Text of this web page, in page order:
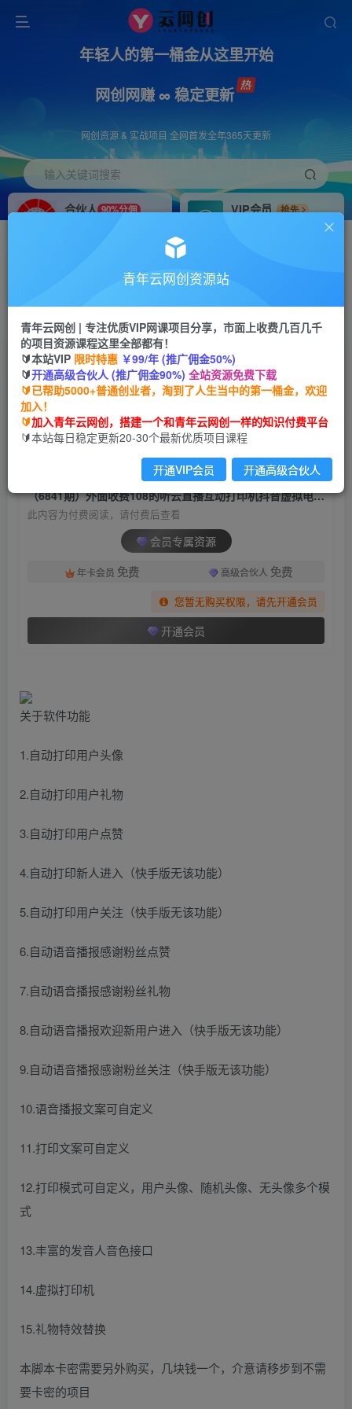
年轻人的第一桶金从这里开始
网创网赚 ∞ 稳定更新
网创资源 & 实战项目 全网首发全年365天更新
输入关键词搜索
合伙人 90%分佣
VIP会员
抢先
搭建同款网站，自己当老板
首页 创业课程 会员专属 正文
（6841期）外面收费108的听云直播互动打印机抖
音虚拟电子打印头像语音播报祝福语软件
青年云网创
2年前发布
关注 私信
（6841期）外面收费108的听云直播互动打印机抖音虚拟电子打印头像语音播报祝福语软件
此内容为付费阅读，请付费后查看
会员专属资源
年卡会员 免费 高级合伙人 免费
您暂无购买权限，请先开通会员
开通会员
关于软件功能
1.自动打印用户头像
2.自动打印用户礼物
3.自动打印用户点赞
4.自动打印新人进入（快手版无该功能）
5.自动打印用户关注（快手版无该功能）
6.自动语音播报感谢粉丝点赞
7.自动语音播报感谢粉丝礼物
8.自动语音播报欢迎新用户进入（快手版无该功能）
9.自动语音播报感谢粉丝关注（快手版无该功能）
10.语音播报文案可自定义
11.打印文案可自定义
12.打印模式可自定义，用户头像、随机头像、无头像多个模
式
13.丰富的发音人音色接口
14.虚拟打印机
15.礼物特效替换
本脚本卡密需要另外购买，几块钱一个，介意请移步到不需
要卡密的项目
青年云网创资源站
青年云网创 | 专注优质VIP网课项目分享，市面上收费几百几千
的项目资源课程这里全部都有！
🔰本站VIP 限时特惠 ￥99/年 (推广佣金50%)
🔰开通高级合伙人 (推广佣金90%) 全站资源免费下载
🔰已帮助5000+普通创业者，淘到了人生当中的第一桶金，欢迎
加入！
🔰加入青年云网创，搭建一个和青年云网创一样的知识付费平台
🔰本站每日稳定更新20-30个最新优质项目课程
开通VIP会员 开通高级合伙人